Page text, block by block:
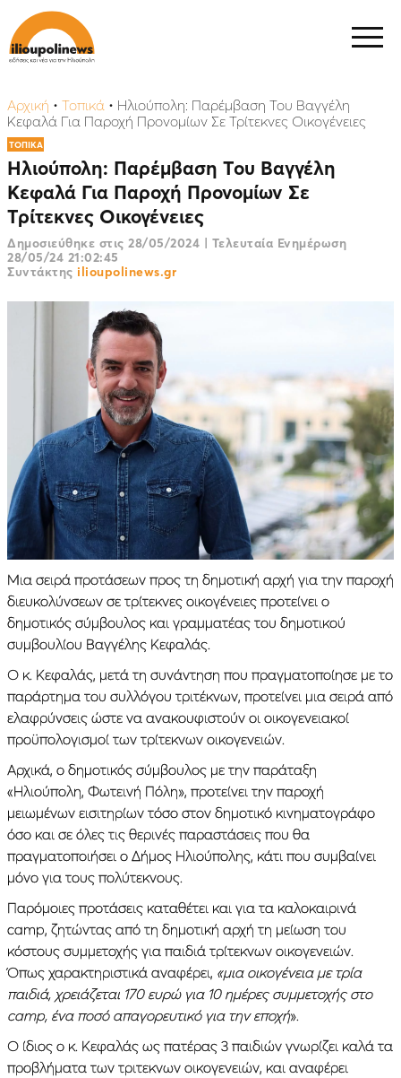
Αρχική • Τοπικά • Ηλιούπολη: Παρέμβαση Του Βαγγέλη
Κεφαλά Για Παροχή Προνομίων Σε Τρίτεκνες Οικογένειες
ΤΟΠΙΚΑ
Ηλιούπολη: Παρέμβαση Του Βαγγέλη
Κεφαλά Για Παροχή Προνομίων Σε
Τρίτεκνες Οικογένειες
Δημοσιεύθηκε στις 28/05/2024 | Τελευταία Ενημέρωση
28/05/24 21:02:45
Συντάκτης ilioupolinews.gr
Μια σειρά προτάσεων προς τη δημοτική αρχή για την παροχή
διευκολύνσεων σε τρίτεκνες οικογένειες προτείνει ο
δημοτικός σύμβουλος και γραμματέας του δημοτικού
συμβουλίου Βαγγέλης Κεφαλάς.
Ο κ. Κεφαλάς, μετά τη συνάντηση που πραγματοποίησε με το
παράρτημα του συλλόγου τριτέκνων, προτείνει μια σειρά από
ελαφρύνσεις ώστε να ανακουφιστούν οι οικογενειακοί
προϋπολογισμοί των τρίτεκνων οικογενειών.
Αρχικά, ο δημοτικός σύμβουλος με την παράταξη
«Ηλιούπολη, Φωτεινή Πόλη», προτείνει την παροχή
μειωμένων εισιτηρίων τόσο στον δημοτικό κινηματογράφο
όσο και σε όλες τις θερινές παραστάσεις που θα
πραγματοποιήσει ο Δήμος Ηλιούπολης, κάτι που συμβαίνει
μόνο για τους πολύτεκνους.
Παρόμοιες προτάσεις καταθέτει και για τα καλοκαιρινά
camp, ζητώντας από τη δημοτική αρχή τη μείωση του
κόστους συμμετοχής για παιδιά τρίτεκνων οικογενειών.
Όπως χαρακτηριστικά αναφέρει, «μια οικογένεια με τρία
παιδιά, χρειάζεται 170 ευρώ για 10 ημέρες συμμετοχής στο
camp, ένα ποσό απαγορευτικό για την εποχή».
Ο ίδιος ο κ. Κεφαλάς ως πατέρας 3 παιδιών γνωρίζει καλά τα
προβλήματα των τριτεκνων οικογενειών, και αναφέρει